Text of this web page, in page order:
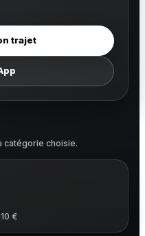
trajet
catégorie choisie.
€